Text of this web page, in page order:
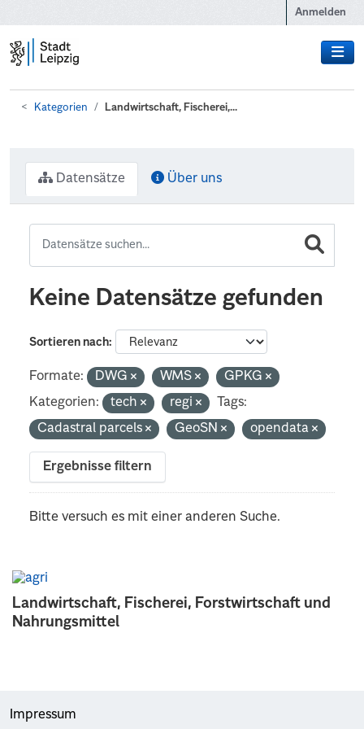
Anmelden
Kategorien Landwirtschaft, Fischerei,...
Landwirtschaft, Fischerei, Forstwirtschaft und
Nahrungsmittel
Datensätze Über uns
Keine Datensätze gefunden
Sortieren nach
Formate: DWG WMS
GPKG
Kategorien:
tech regi
Tags:
Cadastral parcels
GeoSN opendata
Ergebnisse filtern
Bitte versuch es mit einer anderen Suche.
Impressum